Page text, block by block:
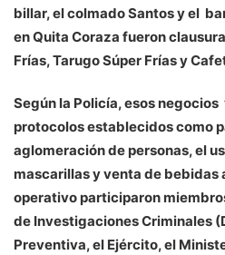
billar, el colmado Santos y el
en Quita Coraza fueron
Frías, Tarugo Súper Frías y
Según la Policía, esos
protocolos establecidos como
aglomeración de personas, el
mascarillas y venta de bebidas
operativo participaron
de Investigaciones Criminales
Preventiva, el Ejército, el